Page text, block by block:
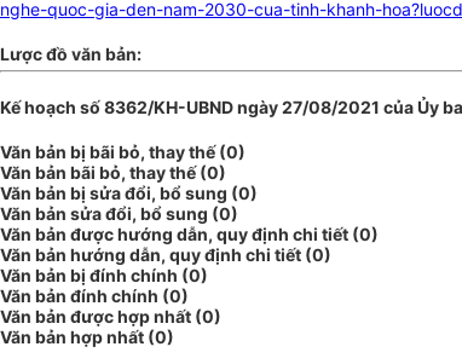
nghe-quoc-gia-den-nam-2030-cua-tinh-khanh-
Lược đồ văn bản:
Kế hoạch số 8362/KH-UBND ngày 27/08/2021 của Ủy
Văn bản bị bãi bỏ, thay thế (0)
Văn bản bãi bỏ, thay thế (0)
Văn bản bị sửa đổi, bổ sung (0)
Văn bản sửa đổi, bổ sung (0)
Văn bản được hướng dẫn, quy định chi tiết (0)
Văn bản hướng dẫn, quy định chi tiết (0)
Văn bản bị đính chính (0)
Văn bản đính chính (0)
Văn bản được hợp nhất (0)
Văn bản hợp nhất (0)